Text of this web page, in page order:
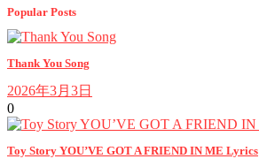
Popular Posts
Thank You Song
2026年3月3日
0
Toy Story YOU’VE GOT A FRIEND IN ME Lyrics